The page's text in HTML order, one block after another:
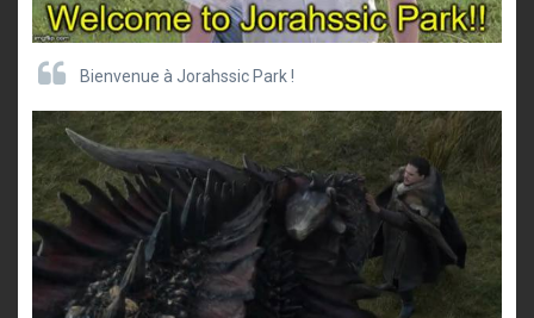
Bienvenue à Jorahssic Park !